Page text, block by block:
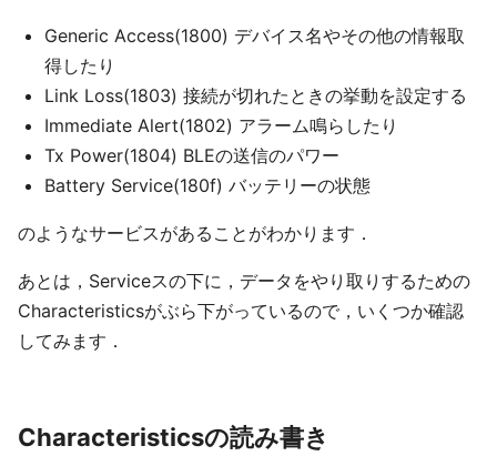
Generic Access(1800) デバイス名やその他の情報取
得したり
Link Loss(1803) 接続が切れたときの挙動を設定する
Immediate Alert(1802) アラーム鳴らしたり
Tx Power(1804) BLEの送信のパワー
Battery Service(180f) バッテリーの状態
のようなサービスがあることがわかります．
あとは，Serviceスの下に，データをやり取りするための
Characteristicsがぶら下がっているので，いくつか確認
してみます．
Characteristicsの読み書き